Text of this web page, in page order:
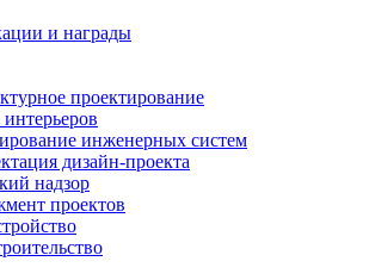
и награды
проектирование
инженерных систем
дизайн-проекта
надзор
проектов